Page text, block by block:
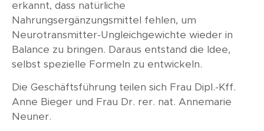
erkannt, dass natürliche
Nahrungsergänzungsmittel fehlen, um
Neurotransmitter-Ungleichgewichte wieder in
Balance zu bringen. Daraus entstand die Idee,
selbst spezielle Formeln zu entwickeln.
Die Geschäftsführung teilen sich Frau Dipl.-Kff.
Anne Bieger und Frau Dr. rer. nat. Annemarie
Neuner.